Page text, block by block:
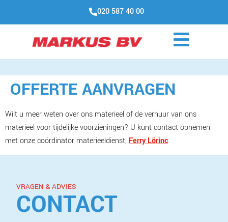
020 587 40 00
OFFERTE AANVRAGEN
Wilt u meer weten over ons materieel of de verhuur van ons
materieel voor tijdelijke voorzieningen? U kunt contact opnemen
met onze coördinator materieeldienst, Ferry Lörinc.
VRAGEN & ADVIES
CONTACT